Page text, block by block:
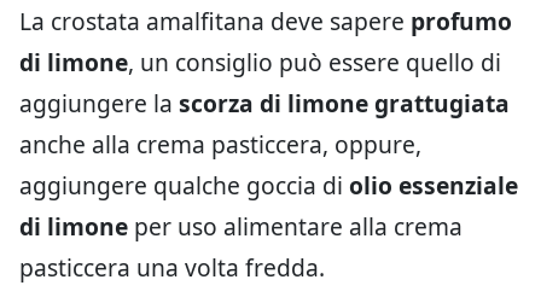
La crostata amalfitana deve sapere profumo
di limone, un consiglio può essere quello di
aggiungere la scorza di limone grattugiata
anche alla crema pasticcera, oppure,
aggiungere qualche goccia di olio essenziale
di limone per uso alimentare alla crema
pasticcera una volta fredda.